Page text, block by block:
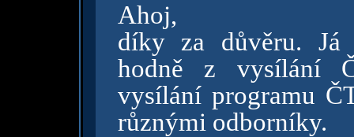
Ahoj,
díky za důvěru. Já
hodně z vysílání
vysílání programu
různými odborníky.